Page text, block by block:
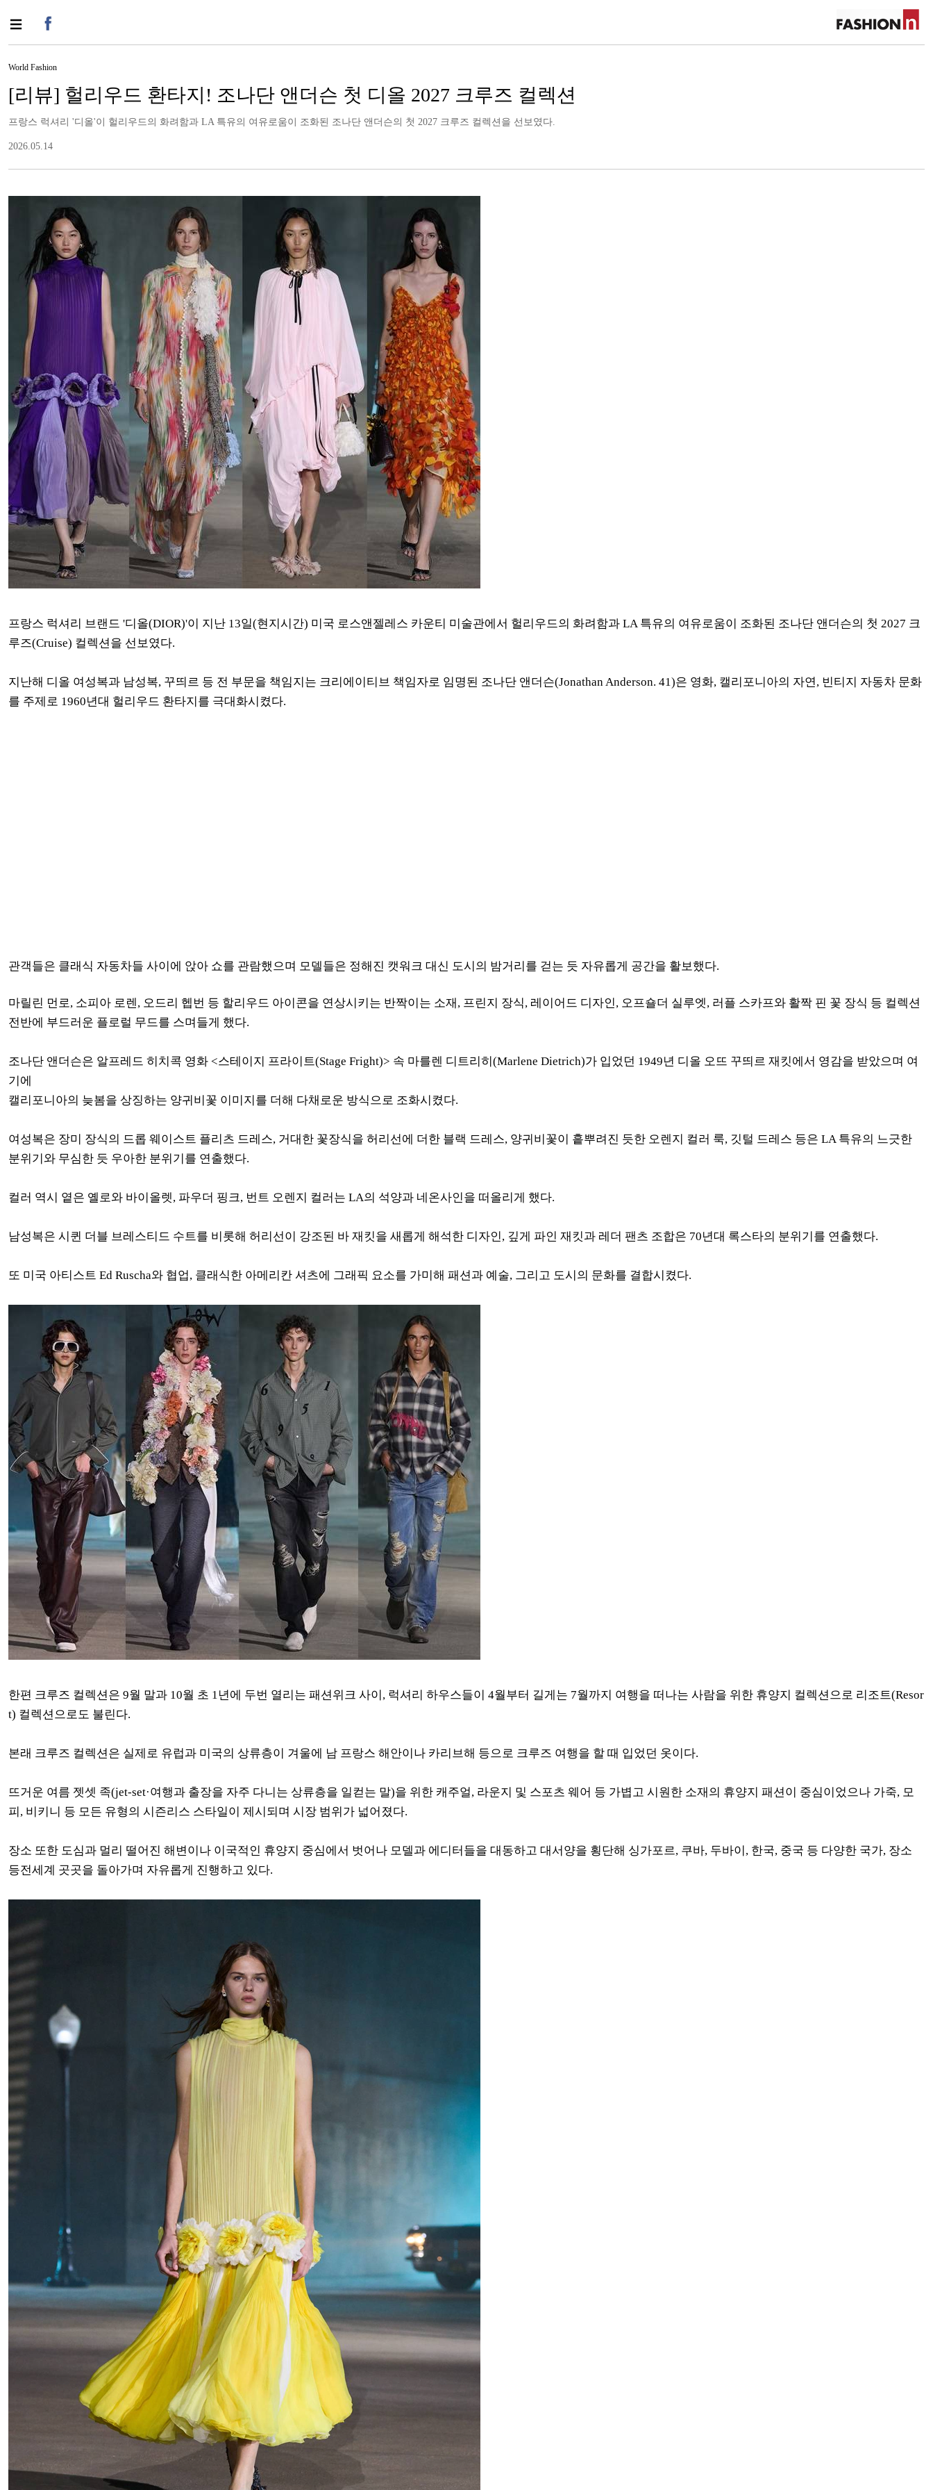
World Fashion
[리뷰] 헐리우드 환타지! 조나단 앤더슨 첫 디올 2027 크루즈 컬렉션
프랑스 럭셔리 '디올'이 헐리우드의 화려함과 LA 특유의 여유로움이 조화된 조나단 앤더슨의 첫 2027 크루즈 컬렉션을 선보였다.
2026.05.14
프랑스 럭셔리 브랜드 '디올(DIOR)'이 지난 13일(현지시간) 미국 로스앤젤레스 카운티 미술관에서 헐리우드의 화려함과 LA 특유의 여유로움이 조화된 조나단 앤더슨의 첫 2027 크
루즈(Cruise) 컬렉션을 선보였다.
지난해 디올 여성복과 남성복, 꾸띄르 등 전 부문을 책임지는 크리에이티브 책임자로 임명된 조나단 앤더슨(Jonathan Anderson. 41)은 영화, 캘리포니아의 자연, 빈티지 자동차 문화
를 주제로 1960년대 헐리우드 환타지를 극대화시켰다.
관객들은 클래식 자동차들 사이에 앉아 쇼를 관람했으며 모델들은 정해진 캣워크 대신 도시의 밤거리를 걷는 듯 자유롭게 공간을 활보했다.
마릴린 먼로, 소피아 로렌, 오드리 헵번 등 할리우드 아이콘을 연상시키는 반짝이는 소재, 프린지 장식, 레이어드 디자인, 오프숄더 실루엣, 러플 스카프와 활짝 핀 꽃 장식 등 컬렉션
전반에 부드러운 플로럴 무드를 스며들게 했다.
조나단 앤더슨은 알프레드 히치콕 영화 <스테이지 프라이트(Stage Fright)> 속 마를렌 디트리히(Marlene Dietrich)가 입었던 1949년 디올 오뜨 꾸띄르 재킷에서 영감을 받았으며 여
기에
캘리포니아의 늦봄을 상징하는 양귀비꽃 이미지를 더해 다채로운 방식으로 조화시켰다.
여성복은 장미 장식의 드롭 웨이스트 플리츠 드레스, 거대한 꽃장식을 허리선에 더한 블랙 드레스, 양귀비꽃이 흩뿌려진 듯한 오렌지 컬러 룩, 깃털 드레스 등은 LA 특유의 느긋한
분위기와 무심한 듯 우아한 분위기를 연출했다.
컬러 역시 옅은 옐로와 바이올렛, 파우더 핑크, 번트 오렌지 컬러는 LA의 석양과 네온사인을 떠올리게 했다.
남성복은 시퀸 더블 브레스티드 수트를 비롯해 허리선이 강조된 바 재킷을 새롭게 해석한 디자인, 깊게 파인 재킷과 레더 팬츠 조합은 70년대 록스타의 분위기를 연출했다.
또 미국 아티스트 Ed Ruscha와 협업, 클래식한 아메리칸 셔츠에 그래픽 요소를 가미해 패션과 예술, 그리고 도시의 문화를 결합시켰다.
한편 크루즈 컬렉션은 9월 말과 10월 초 1년에 두번 열리는 패션위크 사이, 럭셔리 하우스들이 4월부터 길게는 7월까지 여행을 떠나는 사람을 위한 휴양지 컬렉션으로 리조트(Resor
t) 컬렉션으로도 불린다.
본래 크루즈 컬렉션은 실제로 유럽과 미국의 상류층이 겨울에 남 프랑스 해안이나 카리브해 등으로 크루즈 여행을 할 때 입었던 옷이다.
뜨거운 여름 젯셋 족(jet-set·여행과 출장을 자주 다니는 상류층을 일컫는 말)을 위한 캐주얼, 라운지 및 스포츠 웨어 등 가볍고 시원한 소재의 휴양지 패션이 중심이었으나 가죽, 모
피, 비키니 등 모든 유형의 시즌리스 스타일이 제시되며 시장 범위가 넓어졌다.
장소 또한 도심과 멀리 떨어진 해변이나 이국적인 휴양지 중심에서 벗어나 모델과 에디터들을 대동하고 대서양을 횡단해 싱가포르, 쿠바, 두바이, 한국, 중국 등 다양한 국가, 장소
등전세계 곳곳을 돌아가며 자유롭게 진행하고 있다.